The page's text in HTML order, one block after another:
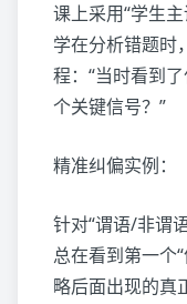
课上采用“学生
学在分析错题时
程：“当时看到
个关键信号？”
精准纠偏实例：
针对“谓语/非谓
总在看到第一个
略后面出现的真